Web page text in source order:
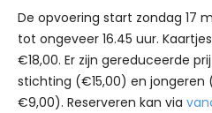
De opvoering start zondag 17
tot ongeveer 16.45 uur.
€18,00. Er zijn gereduceerde
stichting (€15,00) en jongeren
€9,00). Reserveren kan via